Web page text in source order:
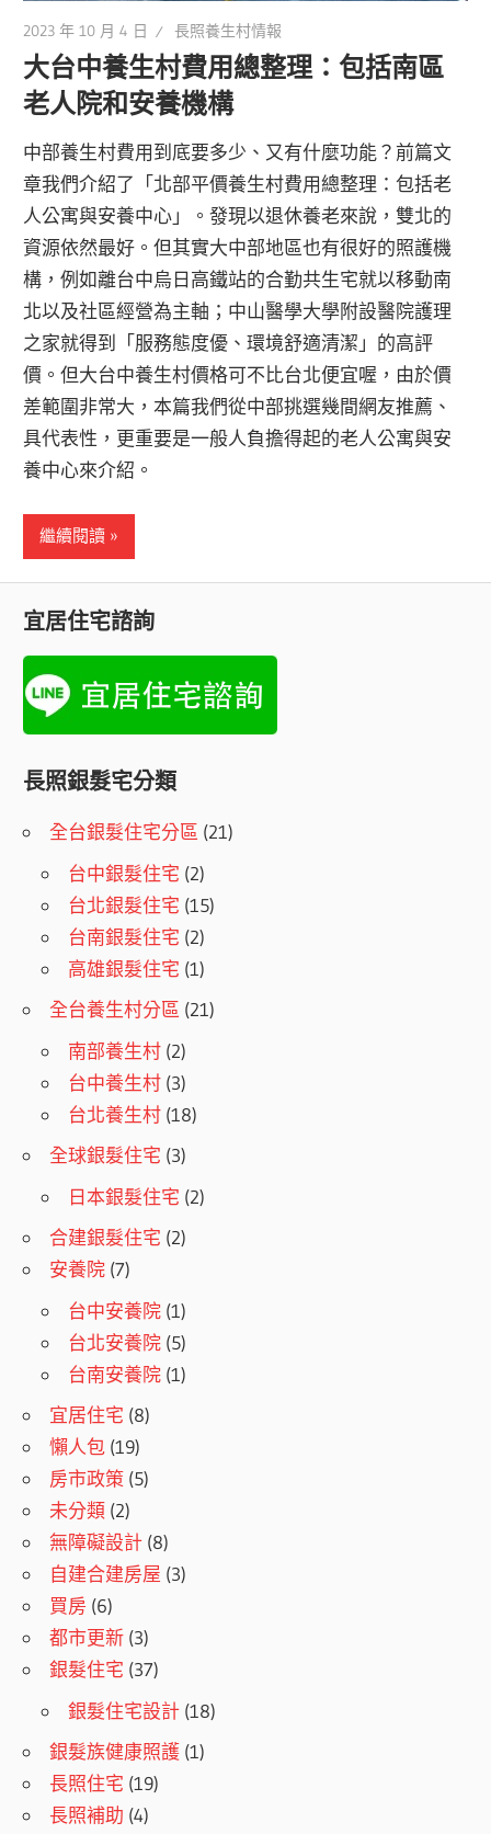
2023 年 10 月 4 日 長照養生村情報
大台中養生村費用總整理：包括南區
老人院和安養機構
中部養生村費用到底要多少、又有什麼功能？前篇文
章我們介紹了「北部平價養生村費用總整理：包括老
人公寓與安養中心」。發現以退休養老來說，雙北的
資源依然最好。但其實大中部地區也有很好的照護機
構，例如離台中烏日高鐵站的合勤共生宅就以移動南
北以及社區經營為主軸；中山醫學大學附設醫院護理
之家就得到「服務態度優、環境舒適清潔」的高評
價。但大台中養生村價格可不比台北便宜喔，由於價
差範圍非常大，本篇我們從中部挑選幾間網友推薦、
具代表性，更重要是一般人負擔得起的老人公寓與安
養中心來介紹。
繼續閱讀
宜居住宅諮詢
長照銀髮宅分類
全台銀髮住宅分區 (21)
台中銀髮住宅 (2)
台北銀髮住宅 (15)
台南銀髮住宅 (2)
高雄銀髮住宅 (1)
全台養生村分區 (21)
南部養生村 (2)
台中養生村 (3)
台北養生村 (18)
全球銀髮住宅 (3)
日本銀髮住宅 (2)
合建銀髮住宅 (2)
安養院 (7)
台中安養院 (1)
台北安養院 (5)
台南安養院 (1)
宜居住宅 (8)
懶人包 (19)
房市政策 (5)
未分類 (2)
無障礙設計 (8)
自建合建房屋 (3)
買房 (6)
都市更新 (3)
銀髮住宅 (37)
銀髮住宅設計 (18)
銀髮族健康照護 (1)
長照住宅 (19)
長照補助 (4)